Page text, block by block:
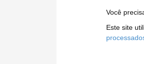
Você
Este site